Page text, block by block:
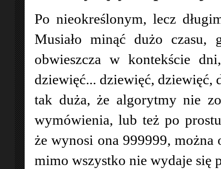
Po nieokreślonym, lecz
Musiało minąć dużo czasu,
obwieszcza w kontekście
dziewięć... dziewięć, dziewięć,
tak duża, że algorytmy nie
wymówienia, lub też po
że wynosi ona 999999,
mimo wszystko nie wydaje się